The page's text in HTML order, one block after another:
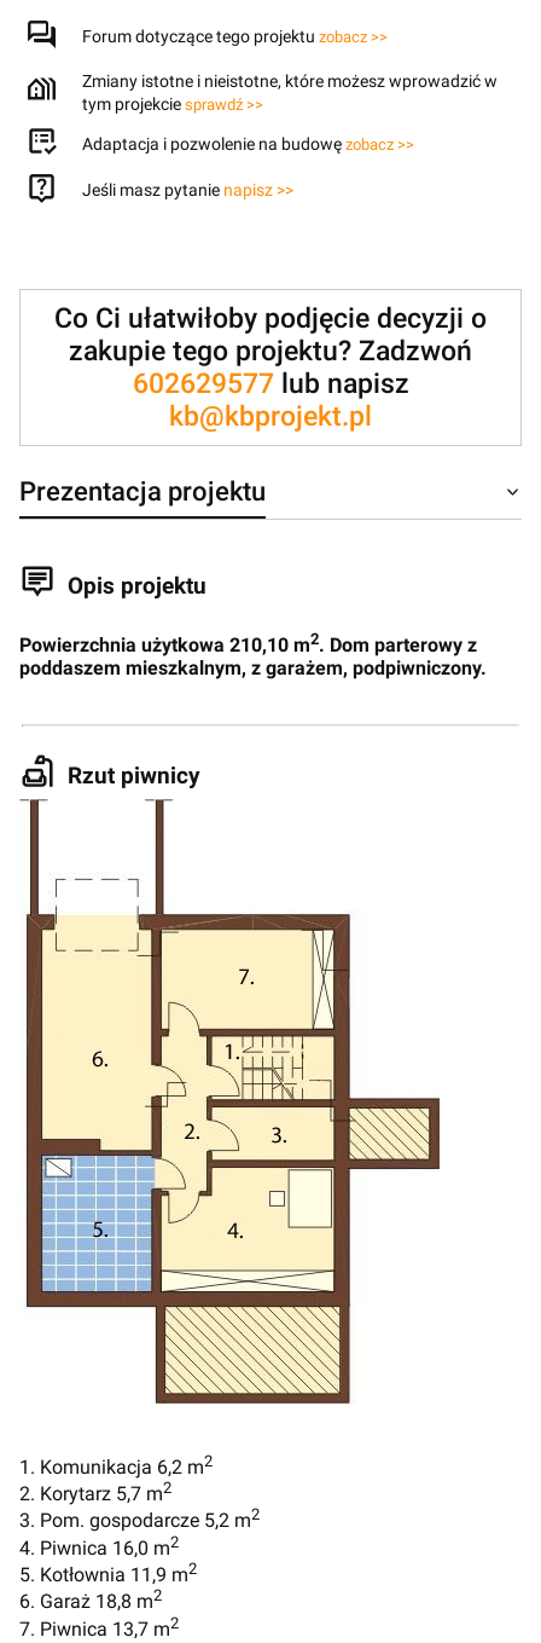
Forum dotyczące tego projektu zobacz >>
Zmiany istotne i nieistotne, które możesz wprowadzić w
tym projekcie sprawdź >>
Adaptacja i pozwolenie na budowę zobacz >>
Jeśli masz pytanie napisz >>
Co Ci ułatwiłoby podjęcie decyzji o
zakupie tego projektu? Zadzwoń
602629577lub napisz
kb@kbprojekt.pl
Prezentacja projektu
Opis projektu
Powierzchnia użytkowa 210,10 m2. Dom parterowy z
poddaszem mieszkalnym, z garażem, podpiwniczony.
Rzut piwnicy
1. Komunikacja 6,2 m2
2. Korytarz 5,7 m2
3. Pom. gospodarcze 5,2 m2
4. Piwnica 16,0 m2
5. Kotłownia 11,9 m2
6. Garaż 18,8 m2
7. Piwnica 13,7 m2